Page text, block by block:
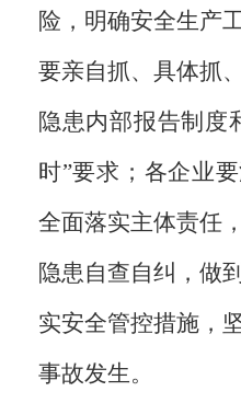
险，明确安全生产
要亲自抓、具体抓
隐患内部报告制度
时”要求；各企业
全面落实主体责任
隐患自查自纠，做
实安全管控措施，
事故发生。